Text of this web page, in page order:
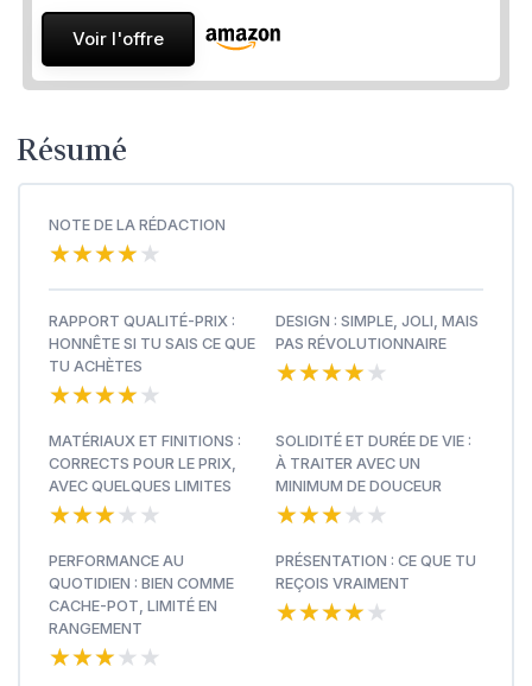
Voir l'offre
Résumé
NOTE DE LA RÉDACTION
★★★★★
★★★★★
RAPPORT QUALITÉ-PRIX :
HONNÊTE SI TU SAIS CE QUE
TU ACHÈTES
★★★★★
★★★★★
DESIGN : SIMPLE, JOLI, MAIS
PAS RÉVOLUTIONNAIRE
★★★★★
★★★★★
MATÉRIAUX ET FINITIONS :
CORRECTS POUR LE PRIX,
AVEC QUELQUES LIMITES
★★★★★
★★★★★
SOLIDITÉ ET DURÉE DE VIE :
À TRAITER AVEC UN
MINIMUM DE DOUCEUR
★★★★★
★★★★★
PERFORMANCE AU
QUOTIDIEN : BIEN COMME
CACHE-POT, LIMITÉ EN
RANGEMENT
★★★★★
★★★★★
PRÉSENTATION : CE QUE TU
REÇOIS VRAIMENT
★★★★★
★★★★★